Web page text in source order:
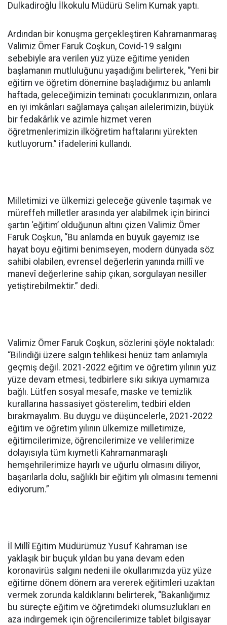
Dulkadiroğlu İlkokulu Müdürü Selim Kumak yaptı.
Ardından bir konuşma gerçekleştiren Kahramanmaraş
Valimiz Ömer Faruk Coşkun, Covid-19 salgını
sebebiyle ara verilen yüz yüze eğitime yeniden
başlamanın mutluluğunu yaşadığını belirterek, “Yeni bir
eğitim ve öğretim dönemine başladığımız bu anlamlı
haftada, geleceğimizin teminatı çocuklarımızın, onlara
en iyi imkânları sağlamaya çalışan ailelerimizin, büyük
bir fedakârlık ve azimle hizmet veren
öğretmenlerimizin ilköğretim haftalarını yürekten
kutluyorum.” ifadelerini kullandı.
Milletimizi ve ülkemizi geleceğe güvenle taşımak ve
müreffeh milletler arasında yer alabilmek için birinci
şartın ‘eğitim’ olduğunun altını çizen Valimiz Ömer
Faruk Coşkun, “Bu anlamda en büyük gayemiz ise
hayat boyu eğitimi benimseyen, modern dünyada söz
sahibi olabilen, evrensel değerlerin yanında millî ve
manevî değerlerine sahip çıkan, sorgulayan nesiller
yetiştirebilmektir.” dedi.
Valimiz Ömer Faruk Coşkun, sözlerini şöyle noktaladı:
“Bilindiği üzere salgın tehlikesi henüz tam anlamıyla
geçmiş değil. 2021-2022 eğitim ve öğretim yılının yüz
yüze devam etmesi, tedbirlere sıkı sıkıya uymamıza
bağlı. Lütfen sosyal mesafe, maske ve temizlik
kurallarına hassasiyet gösterelim, tedbiri elden
bırakmayalım. Bu duygu ve düşüncelerle, 2021-2022
eğitim ve öğretim yılının ülkemize milletimize,
eğitimcilerimize, öğrencilerimize ve velilerimize
dolayısıyla tüm kıymetli Kahramanmaraşlı
hemşehrilerimize hayırlı ve uğurlu olmasını diliyor,
başarılarla dolu, sağlıklı bir eğitim yılı olmasını temenni
ediyorum.”
İl Millî Eğitim Müdürümüz Yusuf Kahraman ise
yaklaşık bir buçuk yıldan bu yana devam eden
koronavirüs salgını nedeni ile okullarımızda yüz yüze
eğitime dönem dönem ara vererek eğitimleri uzaktan
vermek zorunda kaldıklarını belirterek, “Bakanlığımız
bu süreçte eğitim ve öğretimdeki olumsuzlukları en
aza indirgemek için öğrencilerimize tablet bilgisayar